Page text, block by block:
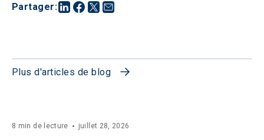
Partager:
Plus d'articles de blog
8 min de lecture juillet 28, 2026